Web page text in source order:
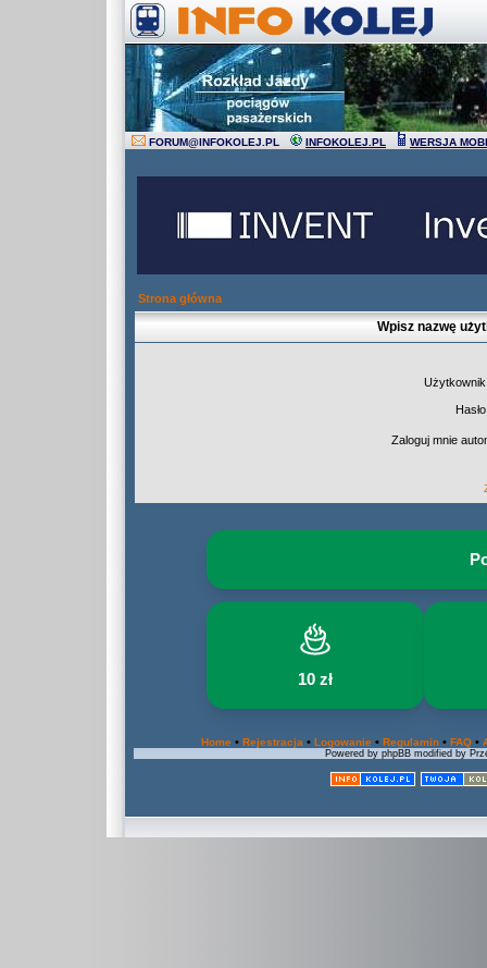
FORUM@INFOKOLEJ.PL INFOKOLEJ.PL WERSJA
Strona główna
Wpisz nazwę
Zaloguj mnie
10 zł
Home • Rejestracja • Logowanie • Regulamin • FAQ •
Powered by phpBB modified by